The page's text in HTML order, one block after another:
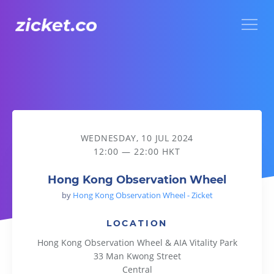
Hong Kong Observation Wheel
WEDNESDAY, 10 JUL 2024
12:00 — 22:00 HKT
Hong Kong Observation Wheel
by Hong Kong Observation Wheel - Zicket
LOCATION
Hong Kong Observation Wheel & AIA Vitality Park
33 Man Kwong Street
Central